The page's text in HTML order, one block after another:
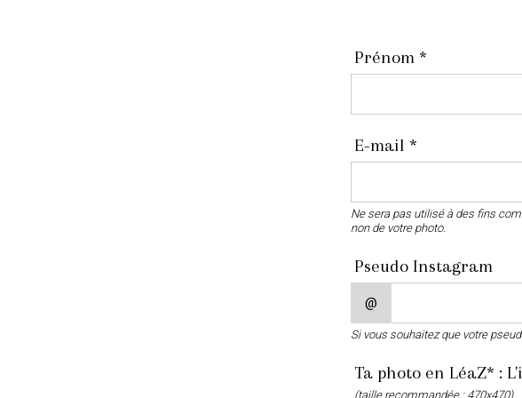
Prénom *
E-mail *
Ne sera pas utilisé à des fins
non de votre photo.
Pseudo Instagram
@
Si vous souhaitez que votre
Ta photo en LéaZ* :
(taille recommandée : 470x470)